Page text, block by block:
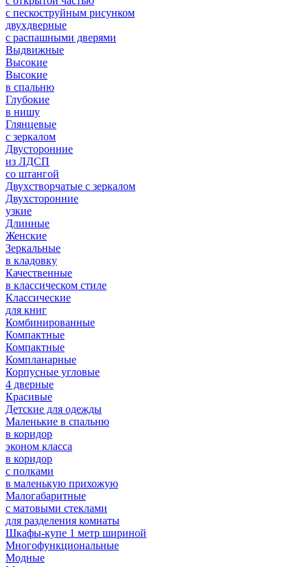
с пескоструйным рисунком
двухдверные
с распашными дверями
Выдвижные
Высокие
Высокие
в спальню
Глубокие
в нишу
Глянцевые
с зеркалом
Двусторонние
из ЛДСП
со штангой
Двухстворчатые с зеркалом
Двухсторонние
узкие
Длинные
Женские
Зеркальные
в кладовку
Качественные
в классическом стиле
Классические
для книг
Комбинированные
Компактные
Компактные
Компланарные
Корпусные угловые
4 дверные
Красивые
Детские для одежды
Маленькие в спальню
в коридор
эконом класса
в коридор
с полками
в маленькую прихожую
Малогабаритные
с матовыми стеклами
для разделения комнаты
Шкафы-купе 1 метр шириной
Многофункциональные
Модные